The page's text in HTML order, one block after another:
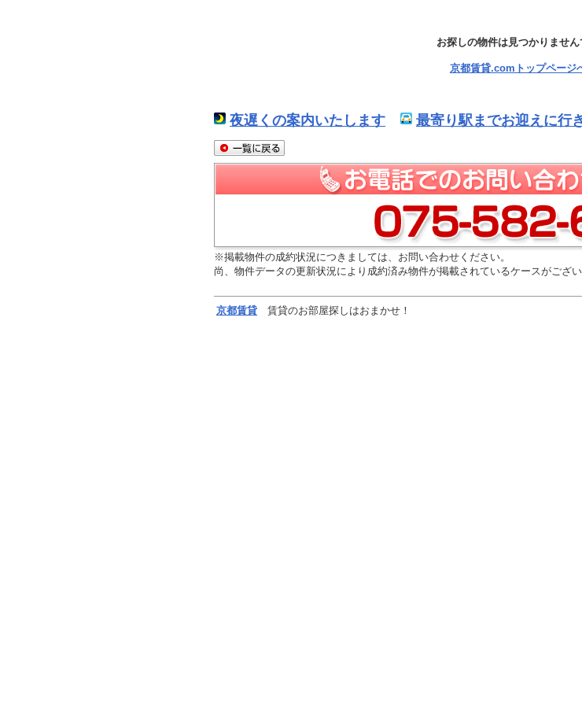
お探しの物件は見つかりません
京都賃貸.comトップページ
夜遅くの案内いたします 最寄り駅までお迎えに行
※掲載物件の成約状況につきましては、お問い合わせください。
尚、物件データの更新状況により成約済み物件が掲載されているケースがござ
京都賃貸 賃貸のお部屋探しはおまかせ！